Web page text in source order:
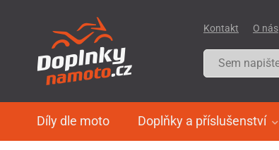
Díly dle moto Doplňky a příslušenství
Kontakt O nás